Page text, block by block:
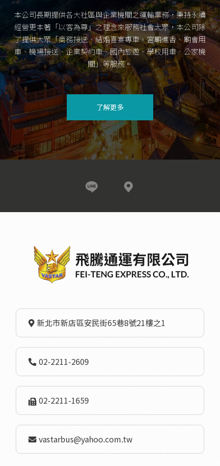
本公司長期提供各大社區與企業機關之運輸業務，秉持永續
經營更本著「以客為尊」之理念來服務社會大眾，本公司除
了提供大眾「商務接送、結婚喜宴專車、宮廟進香、廟會用
車、機場接送、企業契約車、國內旅遊、學校用車、公家機
關」等服務。
了解更多
新北市新店區安民街65巷8號21樓之1
02-2211-2609
02-2211-1659
vastarbus@yahoo.com.tw